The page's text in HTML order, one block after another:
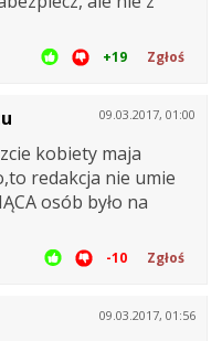
+19 Zgłoś
09.03.2017, 01:00
kobiety maja
redakcja nie umie
osób było na
-10 Zgłoś
09.03.2017, 01:56